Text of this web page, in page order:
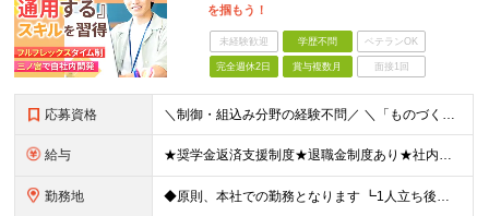
を掴もう！
未経験歓迎 学歴不問 ベテランOK
完全週休2日 賞与複数月 面接1回
応募資格 ＼制御・組込み分野の経験不問／ ＼「ものづくりエンジニア」になりたい方はまずはご応募ください／ ◆何らかの開発を行ったことのある方 ※言語不問(オープン・Web系でも大丈夫です) ※独学で学習してき
給与 ★奨学金返済支援制度★退職金制度あり★社内副業制度あり★家族手当あり ◆月給255,825～311,900円 ※固定残業代34,575～42,150円 (20時間分) を含む 超過分は別途割増支給
勤務地 ◆原則、本社での勤務となります ┗1人立ち後はプロジェクト先での勤務となる可能性があります 【本社所在地】兵庫県神戸市中央区江戸町104番地 江戸町104ビル5階 ◎様々な製品開発プロジェクトをご